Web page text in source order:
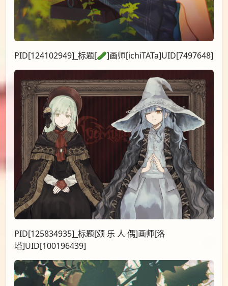
PID[124102949]_标题[🥒]画师[ichiTATa]UID[7497648]
PID[125834935]_标题[颂 乐 人 偶]画师[洛
塔]UID[100196439]